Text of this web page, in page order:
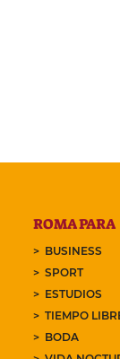
ROMA PARA
BUSINESS
SPORT
ESTUDIOS
TIEMPO
BODA